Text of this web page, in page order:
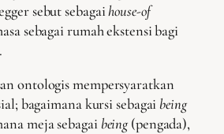
sebut sebagaihouse-of
sebagai rumah ekstensi bagi
ontologis mempersyaratkan
bagaimana kursi sebagai being
meja sebagai being(pengada),